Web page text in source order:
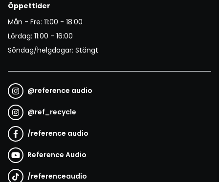
Öppettider
Mån - Fre: 11:00 - 18:00
Lördag: 11:00 - 16:00
Söndag/helgdagar: Stängt
@reference audio
@ref_recycle
/reference audio
Reference Audio
/referenceaudio